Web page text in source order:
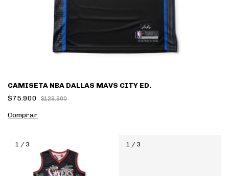
CAMISETA NBA DALLAS MAVS CITY ED.
$75.900
$129.900
Comprar
1 / 3 1/ 3